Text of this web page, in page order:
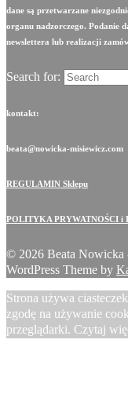
dane są przetwarzane
organu nadzorczego. Podanie
newslettera lub realizacji
Search for:
kontakt:
beata@nowicka-misiewicz.com
REGULAMIN Sklepu
POLITYKA PRYWATNOŚCI i
© 2026 Beata Nowicka
WordPress Theme by
Strona używa
zgodę na używanie
przeglądarki. Czytaj